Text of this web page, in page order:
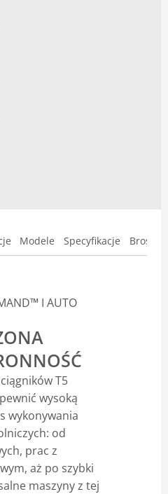
Modele Specyfikacje
I AUTO
T5
wysoką
wykonywania
od
prac z
aż po szybki
maszyny z tej